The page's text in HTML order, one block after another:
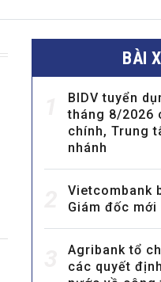
BÀI
BIDV tuyển
tháng 8/2026
chính, Trung
nhánh
Vietcombank
Giám đốc mới
Agribank tổ
các quyết